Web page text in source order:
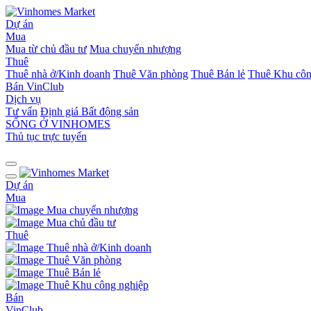
Dự án
Mua
Mua từ chủ đầu tư Mua chuyển nhượng
Thuê
Thuê nhà ở/Kinh doanh Thuê Văn phòng Thuê Bán lẻ Thuê Khu
Bán VinClub
Dịch vụ
Tư vấn Định giá Bất động sản
SỐNG Ở VINHOMES
Thủ tục trực tuyến
Dự án
Mua
Mua chuyển nhượng
Mua chủ đầu tư
Thuê
Thuê nhà ở/Kinh doanh
Thuê Văn phòng
Thuê Bán lẻ
Thuê Khu công nghiệp
Bán